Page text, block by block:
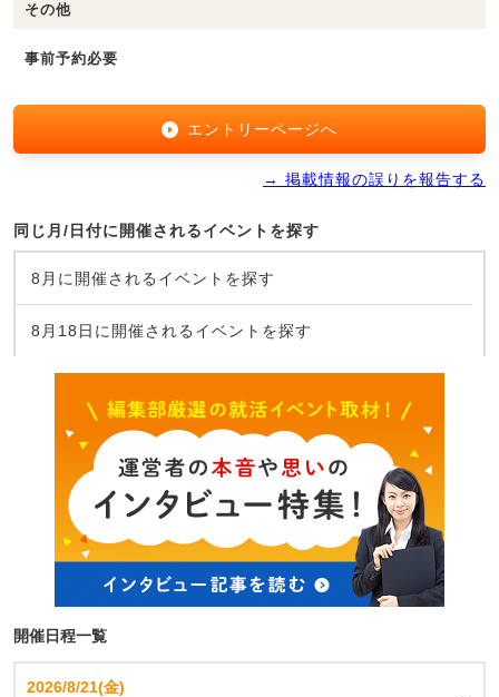
その他
事前予約必要
エントリーページへ
→ 掲載情報の誤りを報告する
同じ月/日付に開催されるイベントを探す
8月に開催されるイベントを探す
8月18日に開催されるイベントを探す
開催日程一覧
2026/8/21(金)